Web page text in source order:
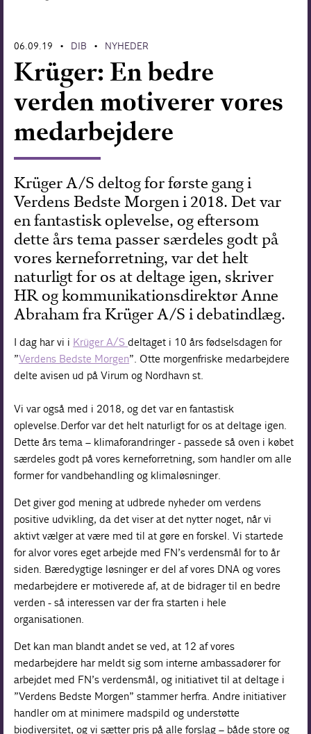
06.09.19 • DIB • NYHEDER
Krüger: En bedre
verden motiverer vores
medarbejdere
Krüger A/S deltog for første gang i
Verdens Bedste Morgen i 2018. Det var
en fantastisk oplevelse, og eftersom
dette års tema passer særdeles godt på
vores kerneforretning, var det helt
naturligt for os at deltage igen, skriver
HR og kommunikationsdirektør Anne
Abraham fra Krüger A/S i debatindlæg.
I dag har vi i Krüger A/Sdeltaget i 10 års fødselsdagen for
”Verdens Bedste Morgen”. Otte morgenfriske medarbejdere
delte avisen ud på Virum og Nordhavn st.
Vi var også med i 2018, og det var en fantastisk
oplevelse. Derfor var det helt naturligt for os at deltage igen.
Dette års tema – klimaforandringer - passede så oven i købet
særdeles godt på vores kerneforretning, som handler om alle
former for vandbehandling og klimaløsninger.
Det giver god mening at udbrede nyheder om verdens
positive udvikling, da det viser at det nytter noget, når vi
aktivt vælger at være med til at gøre en forskel. Vi startede
for alvor vores eget arbejde med FN’s verdensmål for to år
siden. Bæredygtige løsninger er del af vores DNA og vores
medarbejdere er motiverede af, at de bidrager til en bedre
verden - så interessen var der fra starten i hele
organisationen.
Det kan man blandt andet se ved, at 12 af vores
medarbejdere har meldt sig som interne ambassadører for
arbejdet med FN’s verdensmål, og initiativet til at deltage i
”Verdens Bedste Morgen” stammer herfra. Andre initiativer
handler om at minimere madspild og understøtte
biodiversitet, og vi sætter pris på alle forslag – både store og